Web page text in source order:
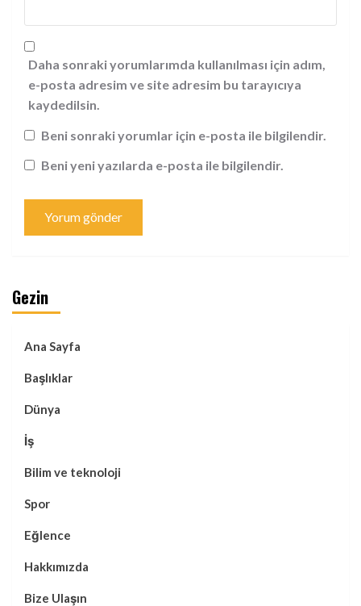
Daha sonraki yorumlarımda kullanılması için adım,
e-posta adresim ve site adresim bu tarayıcıya
kaydedilsin.
Beni sonraki yorumlar için e-posta ile bilgilendir.
Beni yeni yazılarda e-posta ile bilgilendir.
Gezin
Ana Sayfa
Başlıklar
Dünya
İş
Bilim ve teknoloji
Spor
Eğlence
Hakkımızda
Bize Ulaşın